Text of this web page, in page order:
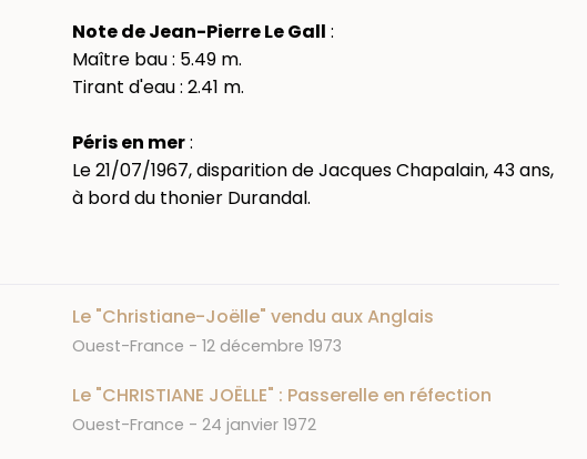
Note de Jean-Pierre Le Gall :
Maître bau : 5.49 m.
Tirant d'eau : 2.41 m.
Péris en mer:
Le 21/07/1967, disparition de Jacques Chapalain, 43 ans,
à bord du thonier Durandal.
Le "Christiane-Joëlle" vendu aux Anglais
Journal
Ouest-France Date
12 décembre 1973
Le "CHRISTIANE JOËLLE" : Passerelle en réfection
Journal
Ouest-France Date
24 janvier 1972